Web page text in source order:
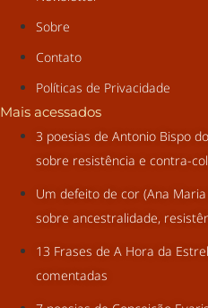
Sobre
Contato
Políticas de Privacidade
Mais acessados
3 poesias de Antonio Bispo
sobre resistência e contra-
Um defeito de cor (Ana
sobre ancestralidade,
13 Frases de A Hora da
comentadas